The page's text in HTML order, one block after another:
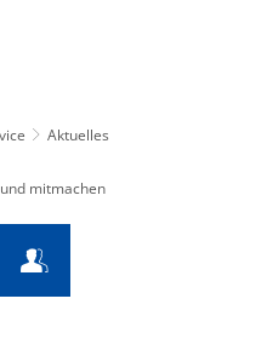
Aktuelles
mitmachen